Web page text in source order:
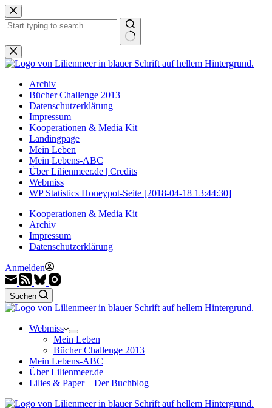
Zum
Inhalt
springen
Keine
Ergebnisse
Archiv
Bücher Challenge 2013
Datenschutzerklärung
Impressum
Kooperationen & Media Kit
Landingpage
Mein Leben
Mein Lebens-ABC
Über Lilienmeer.de | Credits
Webmiss
WP Statistics Honeypot-Seite [2018-04-18 13:44:30]
Kooperationen & Media Kit
Archiv
Impressum
Datenschutzerklärung
Anmelden
Suchen
Webmiss
Mein Leben
Bücher Challenge 2013
Mein Lebens-ABC
Über Lilienmeer.de
Lilies & Paper – Der Buchblog